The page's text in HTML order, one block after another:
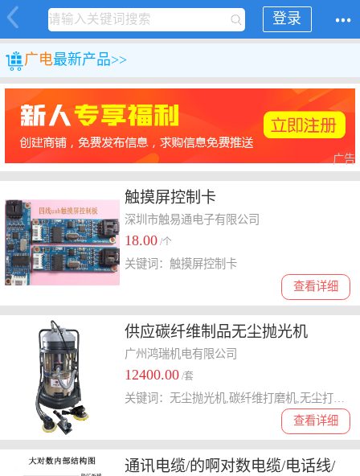
登录
广电最新产品>>
广告
触摸屏控制卡
深圳市触易通电子有限公司
18.00 /个
查看详细
关键词：触摸屏控制卡
供应碳纤维制品无尘抛光机
广州鸿瑞机电有限公司
12400.00 /套
查看详细
通讯电缆/的啊对数电缆/电话线/